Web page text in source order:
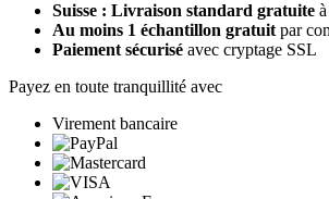
Suisse : Livraison standard gratuite
Au moins 1 échantillon gratuitpar
Paiement sécurisé avec cryptage SSL
Payez en toute tranquillité avec
Virement bancaire